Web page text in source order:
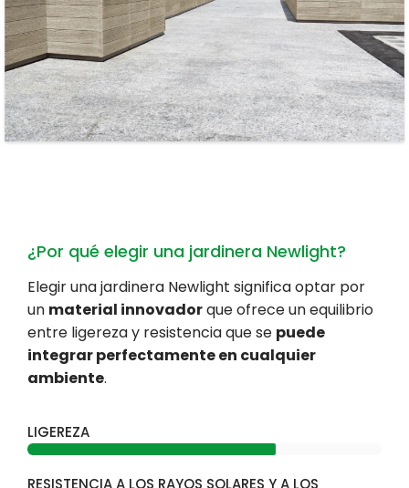
¿Por qué elegir una jardinera Newlight?
Elegir una jardinera Newlight significa optar por
un material innovadorque ofrece un equilibrio
entre ligereza y resistencia que se puede
integrar perfectamente en cualquier
ambiente.
LIGEREZA
RESISTENCIA A LOS RAYOS SOLARES Y A LOS